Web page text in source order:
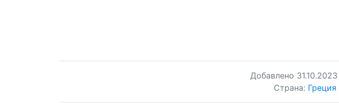
Добавлено 31.10.2023
Страна: Греция